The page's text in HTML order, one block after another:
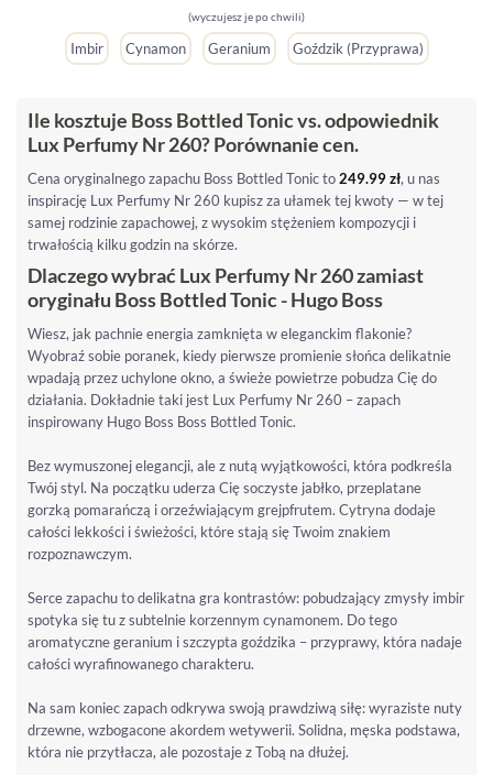
(wyczujesz je po chwili)
Imbir Cynamon Geranium Goździk (przyprawa)
Ile kosztuje Boss Bottled Tonic vs. odpowiednik
Lux Perfumy Nr 260? Porównanie cen.
Cena oryginalnego zapachu Boss Bottled Tonic to249.99zł, u nas
inspirację Lux Perfumy Nr 260 kupisz za ułamek tej kwoty — w tej
samej rodzinie zapachowej, z wysokim stężeniem kompozycji i
trwałością kilku godzin na skórze.
Dlaczego wybrać Lux Perfumy Nr 260 zamiast
oryginału Boss Bottled Tonic - Hugo Boss
Wiesz, jak pachnie energia zamknięta w eleganckim flakonie?
Wyobraź sobie poranek, kiedy pierwsze promienie słońca delikatnie
wpadają przez uchylone okno, a świeże powietrze pobudza Cię do
działania. Dokładnie taki jest Lux Perfumy Nr 260 – zapach
inspirowany Hugo Boss Boss Bottled Tonic.
Bez wymuszonej elegancji, ale z nutą wyjątkowości, która podkreśla
Twój styl. Na początku uderza Cię soczyste jabłko, przeplatane
gorzką pomarańczą i orzeźwiającym grejpfrutem. Cytryna dodaje
całości lekkości i świeżości, które stają się Twoim znakiem
rozpoznawczym.
Serce zapachu to delikatna gra kontrastów: pobudzający zmysły imbir
spotyka się tu z subtelnie korzennym cynamonem. Do tego
aromatyczne geranium i szczypta goździka – przyprawy, która nadaje
całości wyrafinowanego charakteru.
Na sam koniec zapach odkrywa swoją prawdziwą siłę: wyraziste nuty
drzewne, wzbogacone akordem wetywerii. Solidna, męska podstawa,
która nie przytłacza, ale pozostaje z Tobą na dłużej.